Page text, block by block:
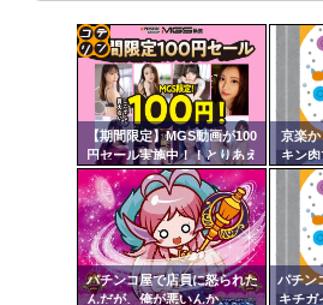
【画像】ペプシコーラ社、「こ
な新商品を発売
Powered by livedoor 相互RSS
【期間限定】MGS動画が100
円セール実施中！！とりあえ
ず全部買うやろｗｗｗｗｗ
京楽か
キン
パチンコ屋で店員に怒られた
んだが、俺が悪いんか、、、
パチン
キチガ
コテ
リン
- 固
定リ
ンク
自動
更新